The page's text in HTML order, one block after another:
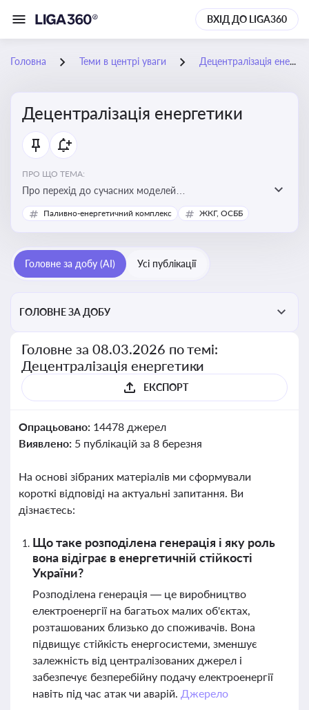
ВХІД ДО LIGA360
Головна Теми в центрі уваги Децентралізація енергетики
Децентралізація енергетики
ПРО ЩО ТЕМА:
Про перехід до сучасних моделей
енергозабезпечення, де виробництво електроенергії
здійснюється ближче до споживача. Це важливо для
втрат при транспортуванні енергії та стимулювання
розвитку відновлюваних джерел
Паливно-енергетичний комплекс ЖКГ, ОСББ
Головне за добу (AI) Усі публікації
ГОЛОВНЕ ЗА ДОБУ
Головне за 08.03.2026 по темі:
Децентралізація енергетики
ЕКСПОРТ
Опрацьовано: 14478 джерел
Виявлено: 5 публікацій за 8 березня
На основі зібраних матеріалів ми сформували
короткі відповіді на актуальні запитання. Ви
дізнаєтесь:
Що таке розподілена генерація і яку роль
вона відіграє в енергетичній стійкості
України?
Розподілена генерація — це виробництво
електроенергії на багатьох малих об'єктах,
розташованих близько до споживачів. Вона
підвищує стійкість енергосистеми, зменшує
залежність від централізованих джерел і
забезпечує безперебійну подачу електроенергії
навіть під час атак чи аварій. Джерело